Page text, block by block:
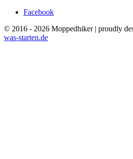
Facebook
© 2016 - 2026 Moppedhiker | proudly
was-starten.de